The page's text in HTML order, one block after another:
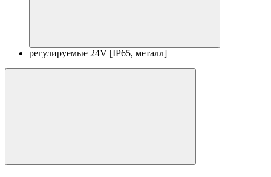
регулируемые 24V [IP65, металл]